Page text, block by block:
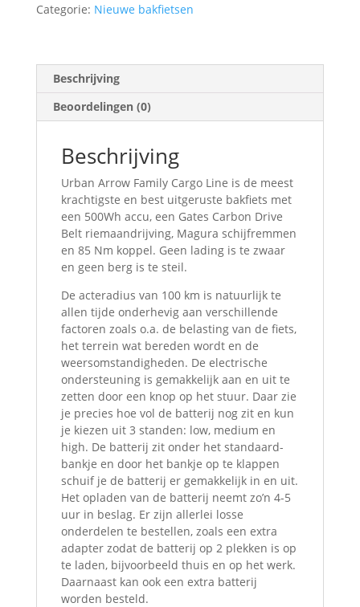
Categorie: Nieuwe bakfietsen
Beschrijving
Beoordelingen (0)
Beschrijving
Urban Arrow Family Cargo Line is de meest
krachtigste en best uitgeruste bakfiets met
een 500Wh accu, een Gates Carbon Drive
Belt riemaandrijving, Magura schijfremmen
en 85 Nm koppel. Geen lading is te zwaar
en geen berg is te steil.
De acteradius van 100 km is natuurlijk te
allen tijde onderhevig aan verschillende
factoren zoals o.a. de belasting van de fiets,
het terrein wat bereden wordt en de
weersomstandigheden. De electrische
ondersteuning is gemakkelijk aan en uit te
zetten door een knop op het stuur. Daar zie
je precies hoe vol de batterij nog zit en kun
je kiezen uit 3 standen: low, medium en
high. De batterij zit onder het standaard-
bankje en door het bankje op te klappen
schuif je de batterij er gemakkelijk in en uit.
Het opladen van de batterij neemt zo’n 4-5
uur in beslag. Er zijn allerlei losse
onderdelen te bestellen, zoals een extra
adapter zodat de batterij op 2 plekken is op
te laden, bijvoorbeeld thuis en op het werk.
Daarnaast kan ook een extra batterij
worden besteld.